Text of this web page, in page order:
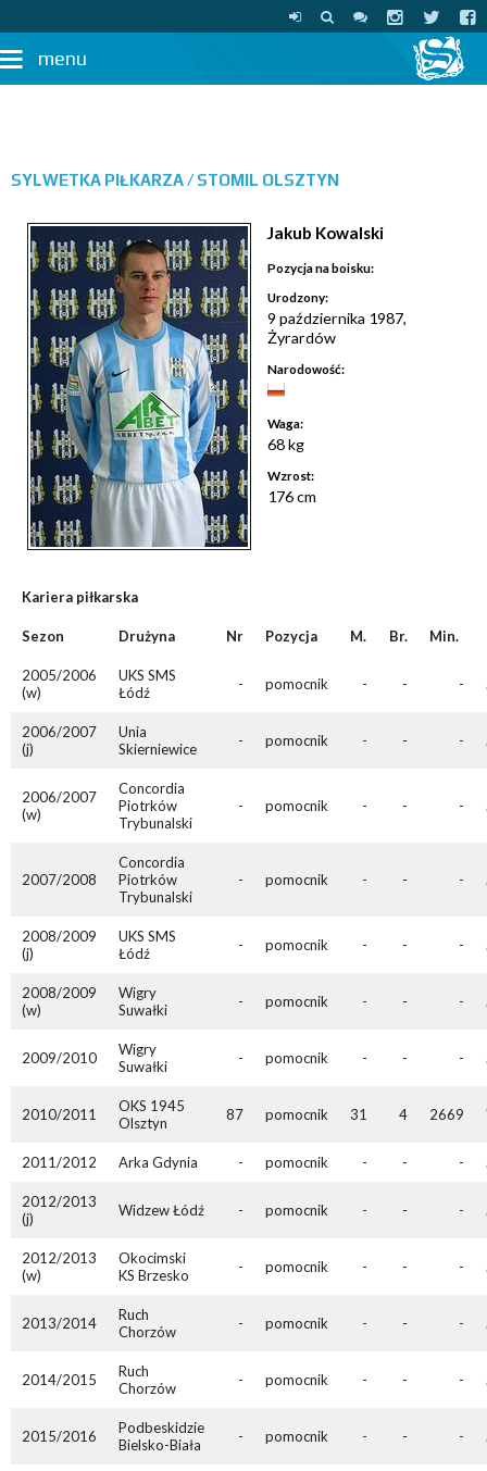
menu
SYLWETKA PIŁKARZA / STOMIL OLSZTYN
Jakub Kowalski
Pozycja na boisku:
Urodzony:
9 października 1987,
Żyrardów
Narodowość:
Waga:
68 kg
Wzrost:
176 cm
Kariera piłkarska
Sezon Drużyna Nr Pozycja M. Br. Min.
2005/2006
(w)
UKS SMS
Łódź
- pomocnik - - -
2006/2007
(j)
Unia
Skierniewice
- pomocnik - - -
2006/2007
(w)
Concordia
Piotrków
Trybunalski
- pomocnik - - -
2007/2008
Concordia
Piotrków
Trybunalski
- pomocnik - - -
2008/2009
(j)
UKS SMS
Łódź
- pomocnik - - -
2008/2009
(w)
Wigry
Suwałki
- pomocnik - - -
2009/2010
Wigry
Suwałki
- pomocnik - - -
2010/2011
OKS 1945
Olsztyn
87 pomocnik 31 4 2669
2011/2012 Arka Gdynia - pomocnik - - -
2012/2013
(j)
Widzew Łódź - pomocnik - - -
2012/2013
(w)
Okocimski
KS Brzesko
- pomocnik - - -
2013/2014
Ruch
Chorzów
- pomocnik - - -
2014/2015
Ruch
Chorzów
- pomocnik - - -
2015/2016
Podbeskidzie
Bielsko-Biała
- pomocnik - - -